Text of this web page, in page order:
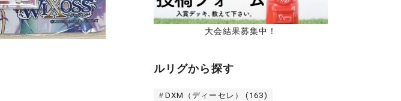
大会結果募集中！
ルリグから探す
DXM（ディーセレ） (163)